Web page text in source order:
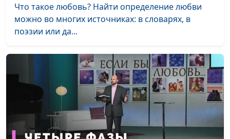
Что такое любовь? Найти определение любви
можно во многих источниках: в словарях, в
поэзии или да...